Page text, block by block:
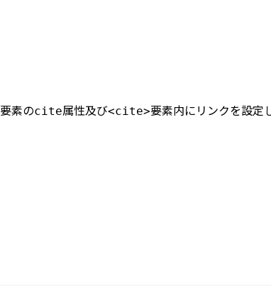
要素のcite属性及び<cite>要素内にリンクを設定